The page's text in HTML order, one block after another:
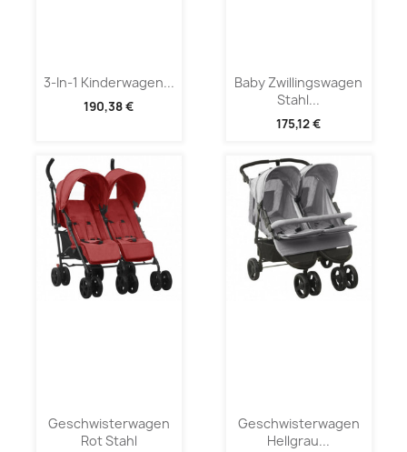
3-In-1 Kinderwagen...
190,38 €
Baby Zwillingswagen
Stahl...
175,12 €
Geschwisterwagen
Rot Stahl
Geschwisterwagen
Hellgrau...